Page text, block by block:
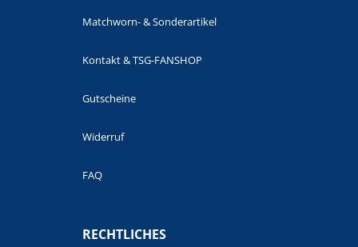
Matchworn- & Sonderartikel
Kontakt & TSG-FANSHOP
Gutscheine
Widerruf
FAQ
RECHTLICHES